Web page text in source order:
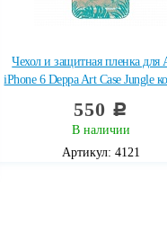
Чехол и защитная пленка для
iPhone 6 Deppa Art Case Jungle
550 c
В наличии
Артикул: 4121